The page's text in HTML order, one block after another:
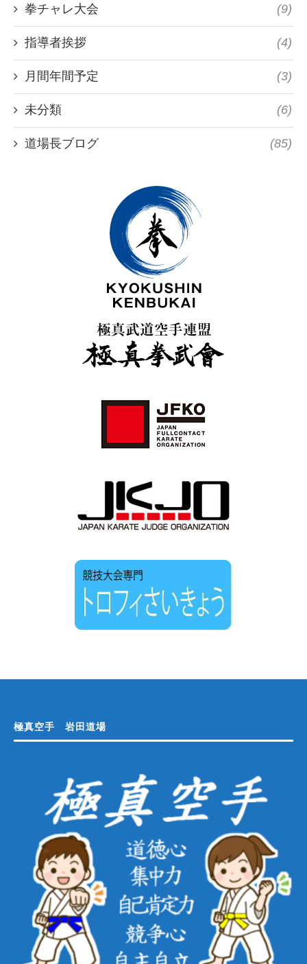
拳チャレ大会 (9)
指導者挨拶 (4)
月間年間予定 (3)
未分類 (6)
道場長ブログ (85)
極真空手 岩田道場